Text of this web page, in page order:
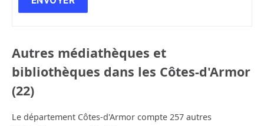
Autres médiathèques et
bibliothèques dans les Côtes-d'Armor
(22)
Le département Côtes-d'Armor compte 257 autres